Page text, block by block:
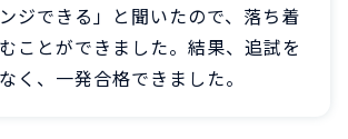
ジできる」と聞いたので、落ち着
ことができました。結果、追試を
く、一発合格できました。